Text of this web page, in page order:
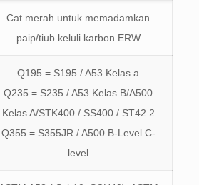
Cat merah untuk memadamkan
paip/tiub keluli karbon ERW
Q195 = S195 / A53 Kelas a
Q235 = S235 / A53 Kelas B/A500
Kelas A/STK400 / SS400 / ST42.2
Q355 = S355JR / A500 B-Level C-
level